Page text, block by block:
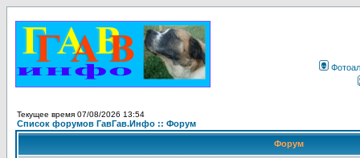
Текущее время 07/08/2026 13:54
Список форумов ГавГав.Инфо :: Форум
Форум